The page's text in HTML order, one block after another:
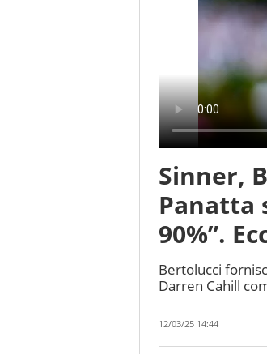
Sinner,
Panatta
90%”.
Bertolucci
Darren Cahill
12/03/25 14:44